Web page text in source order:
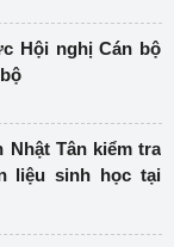
Hội nghị Cán bộ
Tân kiểm tra
liệu sinh học tại